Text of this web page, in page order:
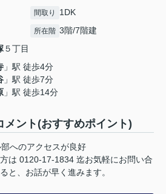
間取り 1DK
所在階 3階/7階建
５丁目
」駅 徒歩4分
」駅 徒歩7分
」駅 徒歩14分
メント(おすすめポイント)
へのアクセスが良好
は 0120-17-1834 迄お気軽にお問い合
と、お話が早く進みます。